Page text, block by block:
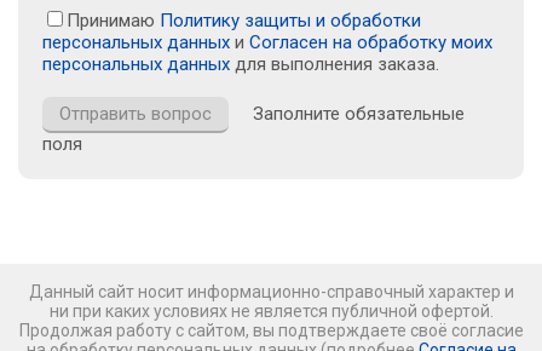
Принимаю Политику защиты и обработки
персональных данных и Согласен на обработку моих
персональных данных для выполнения заказа.
Заполните обязательные
поля
Данный сайт носит информационно-справочный характер и
ни при каких условиях не является публичной офертой.
Продолжая работу с сайтом, вы подтверждаете своё согласие